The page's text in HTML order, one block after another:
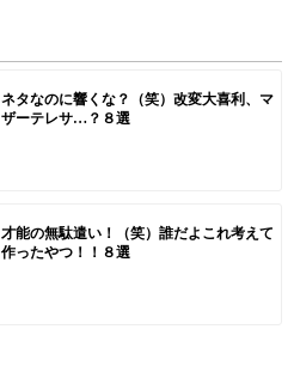
ネタなのに響くな？（笑）改変大喜利、マ
ザーテレサ…？８選
才能の無駄遣い！（笑）誰だよこれ考えて
作ったやつ！！８選